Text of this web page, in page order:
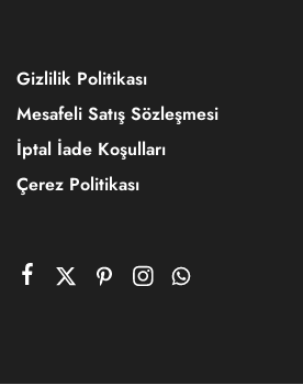
Gizlilik Politikası
Mesafeli Satış Sözleşmesi
İptal İade Koşulları
Çerez Politikası